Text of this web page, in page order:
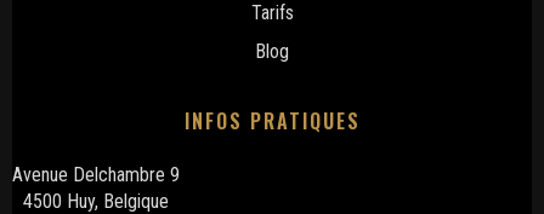
Tarifs
Blog
INFOS PRATIQUES
Avenue Delchambre 9
4500 Huy, Belgique